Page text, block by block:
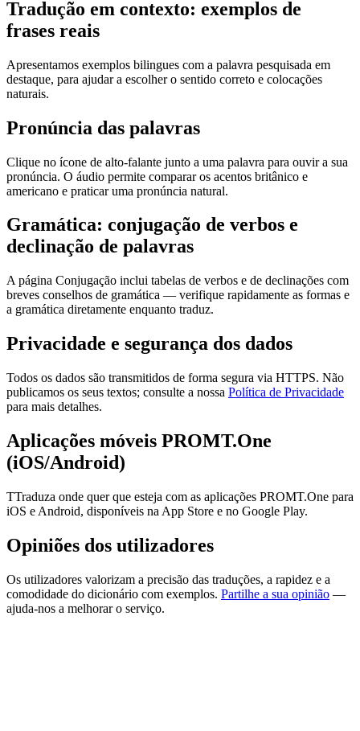
Tradução em contexto: exemplos de
frases reais
Apresentamos exemplos bilingues com a palavra pesquisada em
destaque, para ajudar a escolher o sentido correto e colocações
naturais.
Pronúncia das palavras
Clique no ícone de alto-falante junto a uma palavra para ouvir a sua
pronúncia. O áudio permite comparar os acentos britânico e
americano e praticar uma pronúncia natural.
Gramática: conjugação de verbos e
declinação de palavras
A página Conjugação inclui tabelas de verbos e de declinações com
breves conselhos de gramática — verifique rapidamente as formas e
a gramática diretamente enquanto traduz.
Privacidade e segurança dos dados
Todos os dados são transmitidos de forma segura via HTTPS. Não
publicamos os seus textos; consulte a nossa Política de Privacidade
para mais detalhes.
Aplicações móveis PROMT.One
(iOS/Android)
TTraduza onde quer que esteja com as aplicações PROMT.One para
iOS e Android, disponíveis na App Store e no Google Play.
Opiniões dos utilizadores
Os utilizadores valorizam a precisão das traduções, a rapidez e a
comodidade do dicionário com exemplos. Partilhe a sua opinião —
ajuda-nos a melhorar o serviço.